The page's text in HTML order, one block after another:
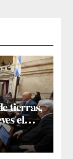
tierras,
el